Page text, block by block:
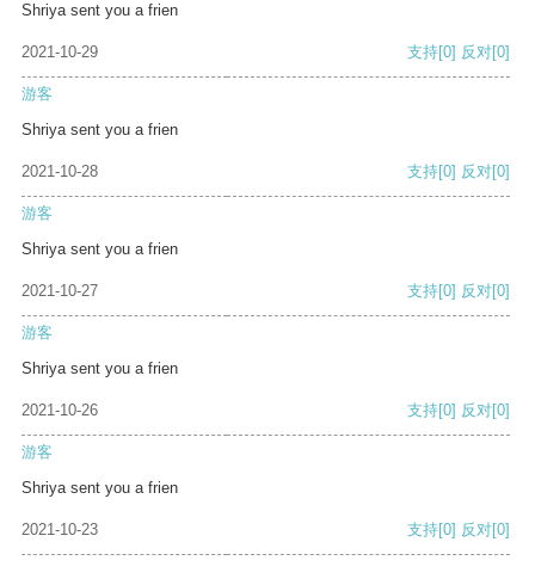
Shriya sent you a frien
2021-10-29 支持[0] 反对[0]
游客
Shriya sent you a frien
2021-10-28 支持[0] 反对[0]
游客
Shriya sent you a frien
2021-10-27 支持[0] 反对[0]
游客
Shriya sent you a frien
2021-10-26 支持[0] 反对[0]
游客
Shriya sent you a frien
2021-10-23 支持[0] 反对[0]